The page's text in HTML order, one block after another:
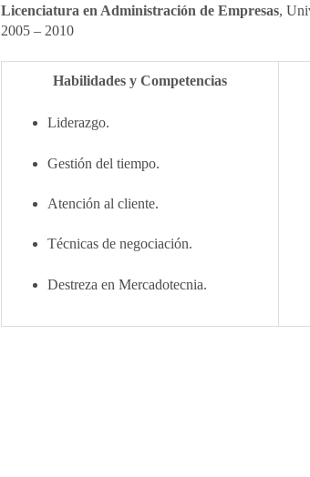
Licenciatura en Administración de Empresas,
2005 – 2010
Habilidades y Competencias
Liderazgo.
Gestión del tiempo.
Atención al cliente.
Técnicas de negociación.
Destreza en Mercadotecnia.